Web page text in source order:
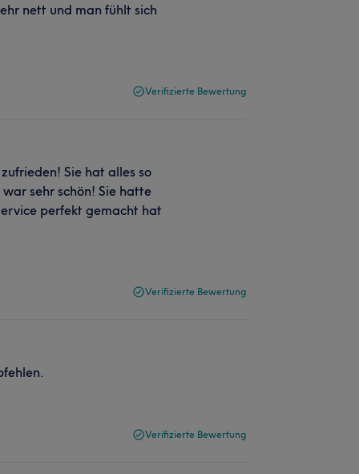
nett und man fühlt sich
Verifizierte Bewertung
Sie hat alles so
sehr schön! Sie hatte
perfekt gemacht hat
Verifizierte Bewertung
Verifizierte Bewertung